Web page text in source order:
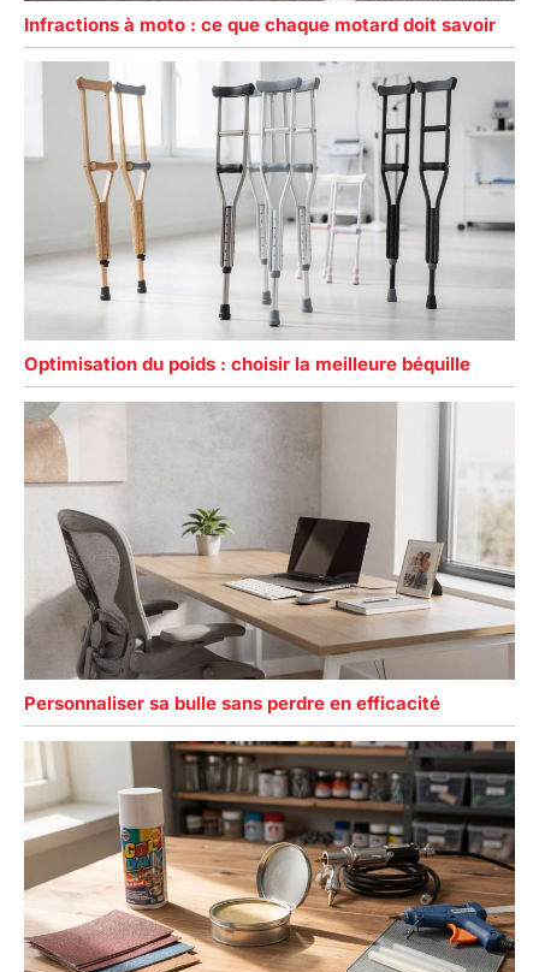
Infractions à moto : ce que chaque motard doit savoir
Optimisation du poids : choisir la meilleure béquille
Personnaliser sa bulle sans perdre en efficacité